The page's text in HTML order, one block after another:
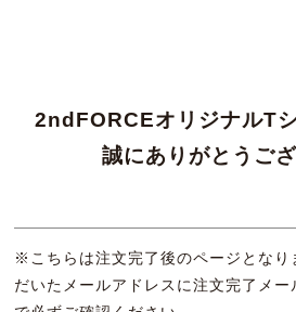
2ndFORCEオリジナルT
誠にありがとうご
※こちらは注文完了後のページとなり
だいたメールアドレスに注文完了メ